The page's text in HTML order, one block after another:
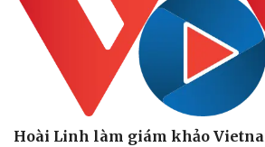
Hoài Linh làm giám khảo